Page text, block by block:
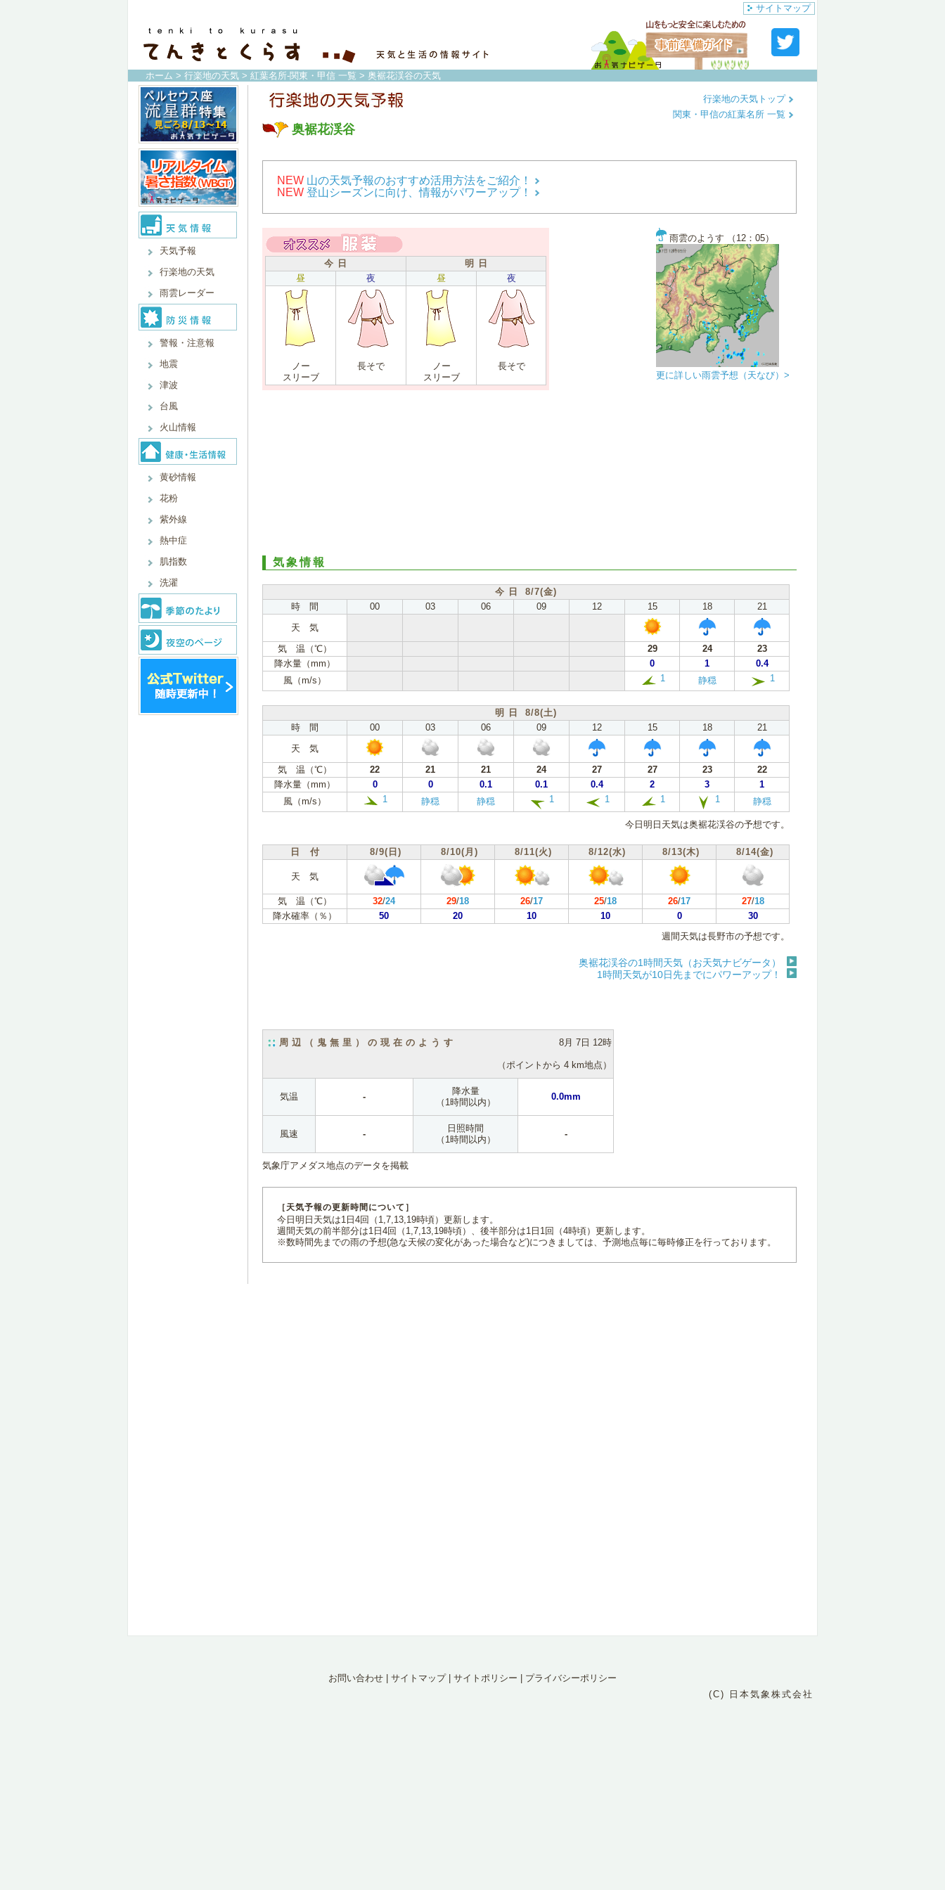
サイトマップ
ホーム > 行楽地の天気 > 紅葉名所-関東・甲信 一覧 > 奥裾花渓谷の天気
天気予報
行楽地の天気
雨雲レーダー
警報・注意報
地震
津波
台風
火山情報
黄砂情報
花粉
紫外線
熱中症
肌指数
洗濯
奥裾花渓谷
行楽地の天気トップ
関東・甲信の紅葉名所 一覧
NEW 山の天気予報のおすすめ活用方法をご紹介！
NEW 登山シーズンに向け、情報がパワーアップ！
今 日
明 日
昼
夜 昼 夜
ノー
スリーブ
長そで
ノー
スリーブ
長そで
雨雲のようす （12：05）
更に詳しい雨雲予想（天なび）>
気象情報
今 日 8/7(金)
時 間
00 03 06 09 12 15 18
21
天 気
気 温（℃）
29 24
23
降水量（mm）
0 1
0.4
風（m/s）
1 静穏 1
明 日 8/8(土)
時 間
00 03 06 09 12 15 18
21
天 気
気 温（℃）
22 21 21 24 27 27 23
22
降水量（mm）
0 0 0.1 0.1 0.4 2 3
1
風（m/s）
1 静穏 静穏 1 1 1 1 静穏
今日明日天気は奥裾花渓谷の予想です。
日 付 8/9(日) 8/10(月) 8/11(火) 8/12(水) 8/13(木) 8/14(金)
天 気
気 温（℃） 32/24 29/18 26/17 25/18 26/17 27/18
降水確率（％）
50 20 10 10 0
30
週間天気は長野市の予想です。
奥裾花渓谷の1時間天気（お天気ナビゲータ）
1時間天気が10日先までにパワーアップ！
周辺（鬼無里）の現在のようす 8月 7日 12時
（ポイントから 4 km地点）
気温 -
降水量
（1時間以内）
0.0mm
風速 -
日照時間
（1時間以内）
-
気象庁アメダス地点のデータを掲載
［天気予報の更新時間について］
今日明日天気は1日4回（1,7,13,19時頃）更新します。
週間天気の前半部分は1日4回（1,7,13,19時頃）、後半部分は1日1回（4時頃）更新します。
※数時間先までの雨の予想(急な天候の変化があった場合など)につきましては、予測地点毎に毎時修正を行っております。
お問い合わせ サイトマップ| サイトポリシー
プライバシーポリシー
(C) 日本気象株式会社